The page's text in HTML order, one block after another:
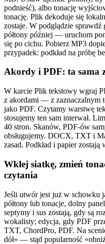
podnieść), albo tonację
tonację. Plik dekoduje się
zostaje. W podglądzie sprawdź
półtony później — uruchom
się po cichu. Pobierz MP3
przypadek: podkład na próbę
Akordy i PDF: ta sama
W karcie Plik tekstowy wgraj
z akordami — z zaznaczalnym
jako PDF. Czytamy warstwę
stosujemy ten sam interwał.
40 stron. Skanów, PDF-ów
obsługujemy. DOCX, TXT i
zasad. Podkład i papier zostają
Wklej siatkę, zmień
czytania
Jeśli utwór jest już w
półtony lub tonacje, dolny
septymy i sus zostają, gdy są
wokalisty; edycja, gdy PDF
TXT, ChordPro, PDF. Na
dół» — stąd popularność